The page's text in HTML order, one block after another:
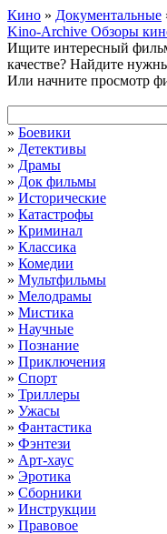
Кино » Документальные
Kino-Archive Обзоры
Ищите интересный
качестве? Найдите
Или начните просмотр
» Боевики
» Детективы
» Драмы
» Док фильмы
» Исторические
» Катастрофы
» Криминал
» Классика
» Комедии
» Мультфильмы
» Мелодрамы
» Мистика
» Научные
» Познание
» Приключения
» Спорт
» Триллеры
» Ужасы
» Фантастика
» Фэнтези
» Арт-хаус
» Эротика
» Сборники
» Инструкции
» Правовое